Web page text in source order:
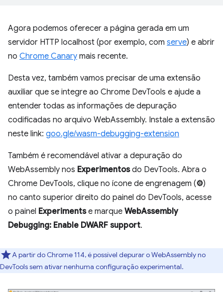
Agora podemos oferecer a página gerada em um
servidor HTTP localhost (por exemplo, com serve) e abrir
no Chrome Canary mais recente.
Desta vez, também vamos precisar de uma extensão
auxiliar que se integre ao Chrome DevTools e ajude a
entender todas as informações de depuração
codificadas no arquivo WebAssembly. Instale a extensão
neste link: goo.gle/wasm-debugging-extension
Também é recomendável ativar a depuração do
WebAssembly nos Experimentosdo DevTools. Abra o
Chrome DevTools, clique no ícone de engrenagem (⚙)
no canto superior direito do painel do DevTools, acesse
o painel Experimentse marque WebAssembly
Debugging: Enable DWARF support.
A partir do Chrome 114, é possível depurar o WebAssembly no
DevTools sem ativar nenhuma configuração experimental.